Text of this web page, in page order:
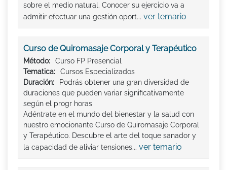
sobre el medio natural. Conocer su ejercicio va a
admitir efectuar una gestión oport... ver temario
Curso de Quiromasaje Corporal y Terapéutico
Método:
Curso FP Presencial
Tematica:
Cursos Especializados
Duración:
Podrás obtener una gran diversidad de
duraciones que pueden variar significativamente
según el progr horas
Adéntrate en el mundo del bienestar y la salud con
nuestro emocionante Curso de Quiromasaje Corporal
y Terapéutico. Descubre el arte del toque sanador y
la capacidad de aliviar tensiones... ver temario